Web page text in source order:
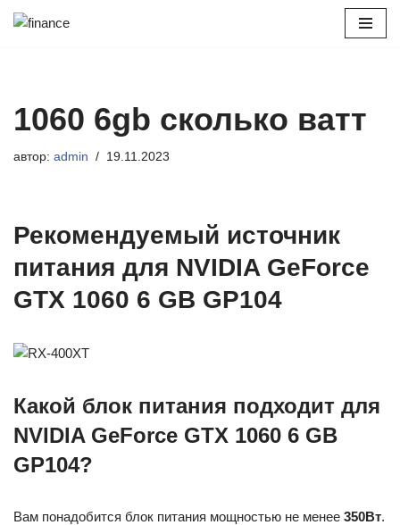
1060 6gb сколько ватт
автор: admin 19.11.2023
Рекомендуемый источник
питания для NVIDIA GeForce
GTX 1060 6 GB GP104
Какой блок питания подходит для
NVIDIA GeForce GTX 1060 6 GB
GP104?
Вам понадобится блок питания мощностью не менее 350Вт.